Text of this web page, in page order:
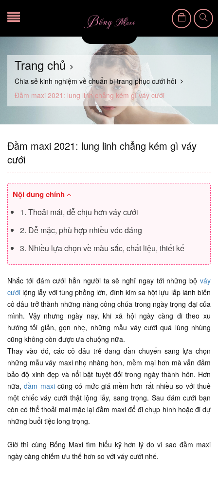
Trang chủ
Chia sẻ kinh nghiệm về chuẩn bị trang phục cưới hỏi
Đầm maxi 2021: lung linh chẳng kém gì váy cưới
Đầm maxi 2021: lung linh chẳng kém gì váy
cưới
Nội dung chính
1. Thoải mái, dễ chịu hơn váy cưới
2. Dễ mặc, phù hợp nhiều vóc dáng
3. Nhiều lựa chọn về màu sắc, chất liệu, thiết kế
Nhắc tới đám cưới hẳn người ta sẽ nghĩ ngay tới những bộ váy
cưới lộng lẫy với tùng phồng lớn, đính kim sa hột lựu lấp lánh biến
cô dâu trở thành những nàng công chúa trong ngày trọng đại của
mình. Vậy nhưng ngày nay, khi xã hội ngày càng đi theo xu
hướng tối giản, gọn nhẹ, những mẫu váy cưới quá lùng nhùng
cũng không còn được ưa chuộng nữa.
Thay vào đó, các cô dâu trẻ đang dần chuyển sang lựa chọn
những mẫu váy maxi nhẹ nhàng hơn, mềm mại hơn mà vẫn đảm
bảo độ xinh đẹp và nổi bật tuyệt đối trong ngày thành hôn. Hơn
nữa,đầm maxicũng có mức giá mềm hơn rất nhiều so với thuê
một chiếc váy cưới thật lộng lẫy, sang trọng. Sau đám cưới bạn
còn có thể thoải mái mặc lại đầm maxi để đi chụp hình hoặc đi dự
những buổi tiệc long trọng.
Giờ thì cùng Bống Maxi tìm hiểu kỹ hơn lý do vì sao đầm maxi
ngày càng chiếm ưu thế hơn so với váy cưới nhé.